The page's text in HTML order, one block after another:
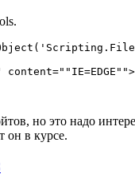
но это надо
он в курсе.